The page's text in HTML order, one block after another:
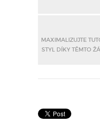
MAXIMALIZUJTE
STYL DÍKY TĚMTO